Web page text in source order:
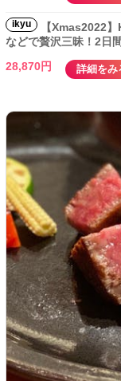
ikyu
【Xmas2022
などで贅沢三昧！2日
28,870円
詳細をみ